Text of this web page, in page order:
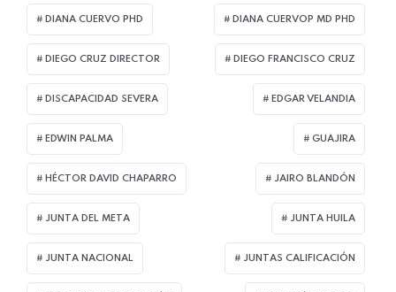
DIANA CUERVO PHD DIANA CUERVOP MD PHD
DIEGO CRUZ DIRECTOR DIEGO FRANCISCO CRUZ
DISCAPACIDAD SEVERA EDGAR VELANDIA
EDWIN PALMA GUAJIRA
HÉCTOR DAVID CHAPARRO JAIRO BLANDÓN
JUNTA DEL META JUNTA HUILA
JUNTA NACIONAL JUNTAS CALIFICACIÓN